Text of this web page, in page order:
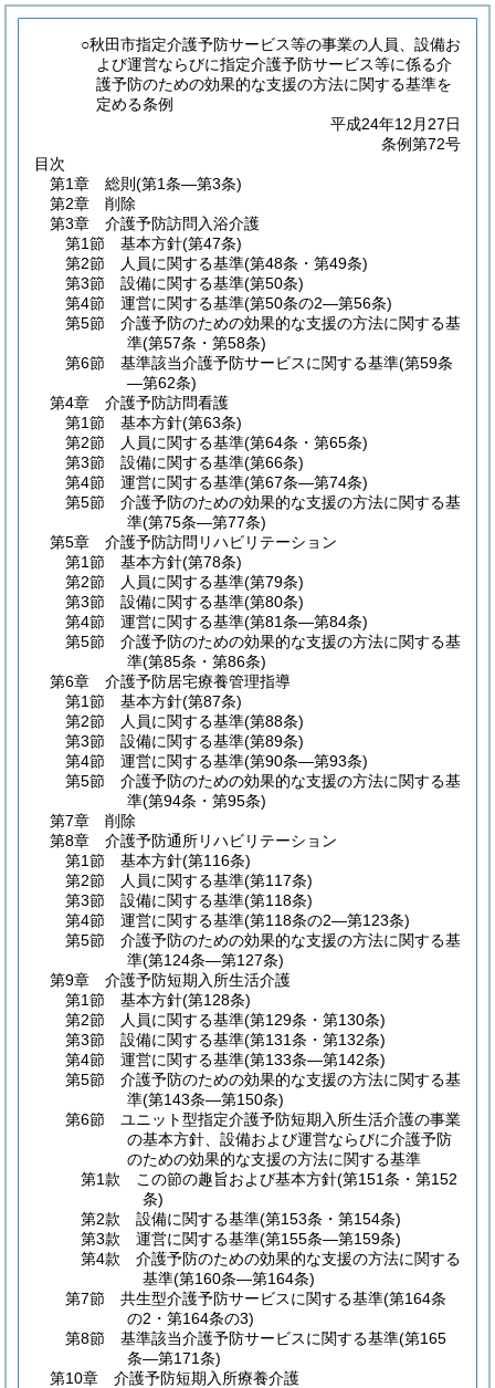
○秋田市指定介護予防サービス等の事業の人員、設備お
よび運営ならびに指定介護予防サービス等に係る介
護予防のための効果的な支援の方法に関する基準を
定める条例
平成24年12月27日
条例第72号
目次
第1章
総則 (第1条―第3条)
第2章
削除
第3章
介護予防訪問入浴介護
第1節
基本方針(第47条)
第2節
人員に関する基準(第48条・第49条)
第3節
設備に関する基準(第50条)
第4節
運営に関する基準(第50条の2―第56条)
第5節
介護予防のための効果的な支援の方法に関する基
準(第57条・第58条)
第6節
基準該当介護予防サービスに関する基準(第59条
―第62条)
第4章
介護予防訪問看護
第1節
基本方針(第63条)
第2節
人員に関する基準(第64条・第65条)
第3節
設備に関する基準(第66条)
第4節
運営に関する基準(第67条―第74条)
第5節
介護予防のための効果的な支援の方法に関する基
準(第75条―第77条)
第5章
介護予防訪問リハビリテーション
第1節
基本方針(第78条)
第2節
人員に関する基準(第79条)
第3節
設備に関する基準(第80条)
第4節
運営に関する基準(第81条―第84条)
第5節
介護予防のための効果的な支援の方法に関する基
準(第85条・第86条)
第6章
介護予防居宅療養管理指導
第1節
基本方針(第87条)
第2節
人員に関する基準(第88条)
第3節
設備に関する基準(第89条)
第4節
運営に関する基準(第90条―第93条)
第5節
介護予防のための効果的な支援の方法に関する基
準(第94条・第95条)
第7章
削除
第8章
介護予防通所リハビリテーション
第1節
基本方針(第116条)
第2節
人員に関する基準(第117条)
第3節
設備に関する基準(第118条)
第4節
運営に関する基準(第118条の2―第123条)
第5節
介護予防のための効果的な支援の方法に関する基
準(第124条―第127条)
第9章
介護予防短期入所生活介護
第1節
基本方針(第128条)
第2節
人員に関する基準(第129条・第130条)
第3節
設備に関する基準(第131条・第132条)
第4節
運営に関する基準(第133条―第142条)
第5節
介護予防のための効果的な支援の方法に関する基
準(第143条―第150条)
第6節
ユニット型指定介護予防短期入所生活介護の事業
の基本方針、設備および運営ならびに介護予防
のための効果的な支援の方法に関する基準
第1款
この節の趣旨および基本方針(第151条・第152
条)
第2款
設備に関する基準(第153条・第154条)
第3款
運営に関する基準(第155条―第159条)
第4款
介護予防のための効果的な支援の方法に関する
基準(第160条―第164条)
第7節
共生型介護予防サービスに関する基準(第164条
の2・第164条の3)
第8節
基準該当介護予防サービスに関する基準(第165
条―第171条)
第10章
介護予防短期入所療養介護